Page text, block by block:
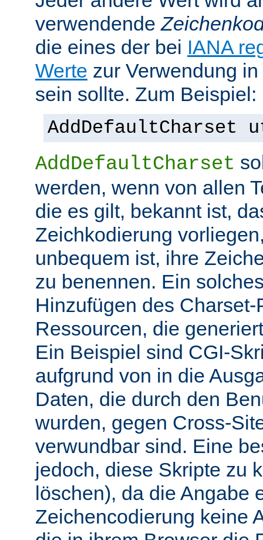
verwendende
die eines der bei IANA
Werte zur Verwendung
sein sollte. Zum Beispiel:
AddDefaultCharset
AddDefaultCharset
werden, wenn von allen
die es gilt, bekannt ist,
Zeichkodierung
unbequem ist, ihre
zu benennen. Ein
Hinzufügen des
Ressourcen, die
Ein Beispiel sind CGI-
aufgrund von in die
Daten, die durch den
wurden, gegen Cross-
verwundbar sind. Eine
jedoch, diese Skripte zu
löschen), da die Angabe
Zeichencodierung keine